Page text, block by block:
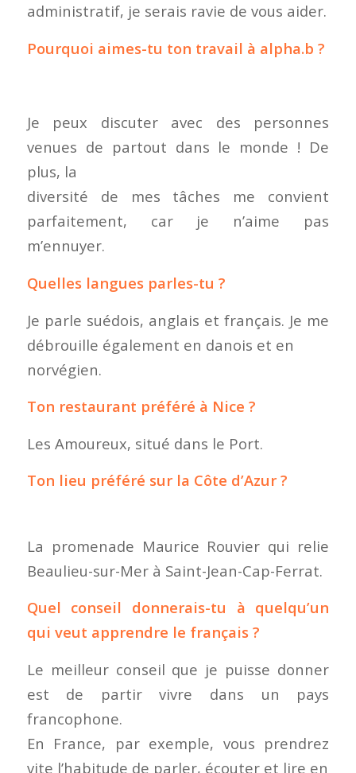
administratif, je serais ravie de vous aider.
Pourquoi aimes-tu ton travail à alpha.b ?
Je peux discuter avec des personnes
venues de partout dans le monde ! De
plus, la
diversité de mes tâches me convient
parfaitement, car je n’aime pas
m’ennuyer.
Quelles langues parles-tu ?
Je parle suédois, anglais et français. Je me
débrouille également en danois et en
norvégien.
Ton restaurant préféré à Nice ?
Les Amoureux, situé dans le Port.
Ton lieu préféré sur la Côte d’Azur ?
La promenade Maurice Rouvier qui relie
Beaulieu-sur-Mer à Saint-Jean-Cap-Ferrat.
Quel conseil donnerais-tu à quelqu’un
qui veut apprendre le français ?
Le meilleur conseil que je puisse donner
est de partir vivre dans un pays
francophone.
En France, par exemple, vous prendrez
vite l’habitude de parler, écouter et lire en